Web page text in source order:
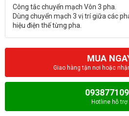
Công tắc chuyển mạch Vôn 3 pha.
Dùng chuyển mạch 3 vị trí giữa các
MUA
Giao hàng tận nơi hoặc
Hotline hỗ trợ